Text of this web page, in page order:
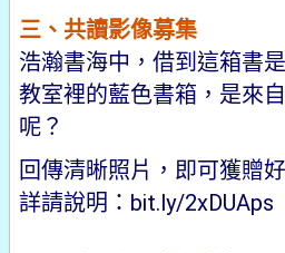
三、共讀影像募集
浩瀚書海中，借到這箱書
教室裡的藍色書箱，是來
呢？
回傳清晰照片，即可獲贈好
詳請說明： bit.ly/2xDUAps